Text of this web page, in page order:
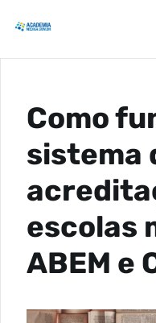
Como
sistema
escolas
ABEM e